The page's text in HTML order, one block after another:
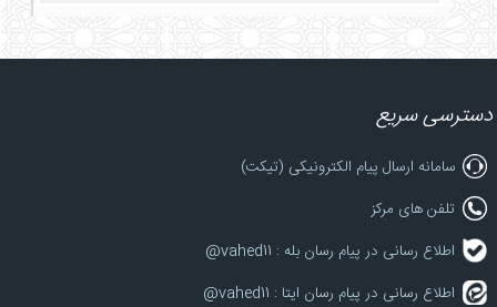
دسترسی سریع
سامانه ارسال پیام الکترونیکی (تیکت)
تلفن های مرکز
اطلاع رسانی در پیام رسان بله : vahed11@
اطلاع رسانی در پیام رسان ایتا : vahed11@